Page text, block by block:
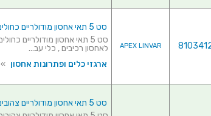
APEX LINVAR
סט 5 תאי אחסון מודולריים כחולים - 420MM X 375MM X 180MM
לאחסון רכיבים , כלי עב...
ארגזי כלים ופתרונות אחסון »
סט 5 תאי אחסון מודולריים צהובים - 420MM X 375MM X 180MM